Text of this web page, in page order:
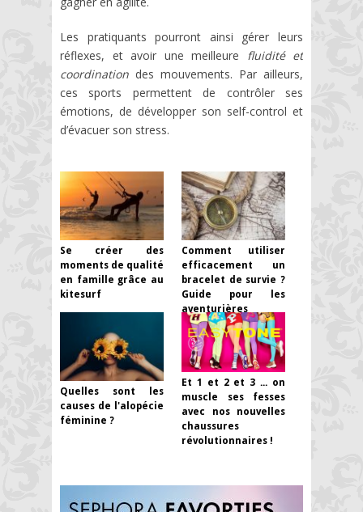
Les pratiquants pourront ainsi gérer leurs
réflexes, et avoir une meilleure fluidité et
coordination des mouvements. Par ailleurs,
ces sports permettent de contrôler ses
émotions, de développer son self-control et
d’évacuer son stress.
Se créer des
moments de qualité
en famille grâce au
kitesurf
Comment utiliser
efficacement un
bracelet de survie ?
Guide pour les
aventurières
Quelles sont les
causes de l'alopécie
féminine ?
Et 1 et 2 et 3 ... on
muscle ses fesses
avec nos nouvelles
chaussures
révolutionnaires !